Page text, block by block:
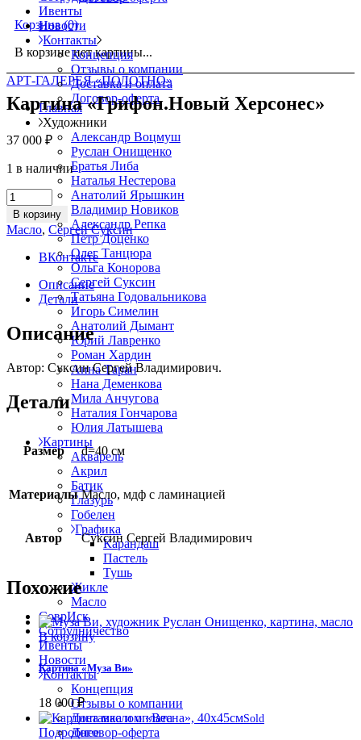
Корзина (0)
В корзине нет картины...
АРТ-ГАЛЕРЕЯ «ПОЛОТНО»
Главная
Художники
Александр Воцмуш
Руслан Онищенко
Братья Либа
Наталья Нестерова
Анатолий Ярышкин
Владимир Новиков
Александр Репка
Пётр Доценко
Олег Танцюра
Ольга Конорова
Сергей Суксин
Татьяна Годовальникова
Игорь Симелин
Анатолий Дымант
Юрий Лавренко
Роман Хардин
Анна Таран
Нана Деменкова
Мила Анчугова
Наталия Гончарова
Юлия Латышева
Картины
Акварель
Акрил
Батик
Глазурь
Гобелен
Графика
Карандаш
Пастель
Тушь
Жикле
Масло
СоврИск
Сотрудничество
Ивенты
Новости
Контакты
Концепция
Отзывы о компании
Доставка и оплата
Договор-оферта
Ивенты
Новости
Контакты
Концепция
Отзывы о компании
Доставка и оплата
Договор-оферта
Картина «Грифон.Новый Херсонес»
37 000 ₽
1 в наличии
Картина
«Грифон.Новый
Херсонес»
quantity
В корзину
Масло, Сергей Суксин
ВКонтакте
Описание
Детали
Описание
Автор: Суксин Сергей Владимирович.
Детали
Размер d=40 см
Материалы Масло, мдф с ламинацией
Автор Суксин Сергей Владимирович
Похожие
В корзину
Картина «Муза Ви»
18 000₽
Sold
Подробнее